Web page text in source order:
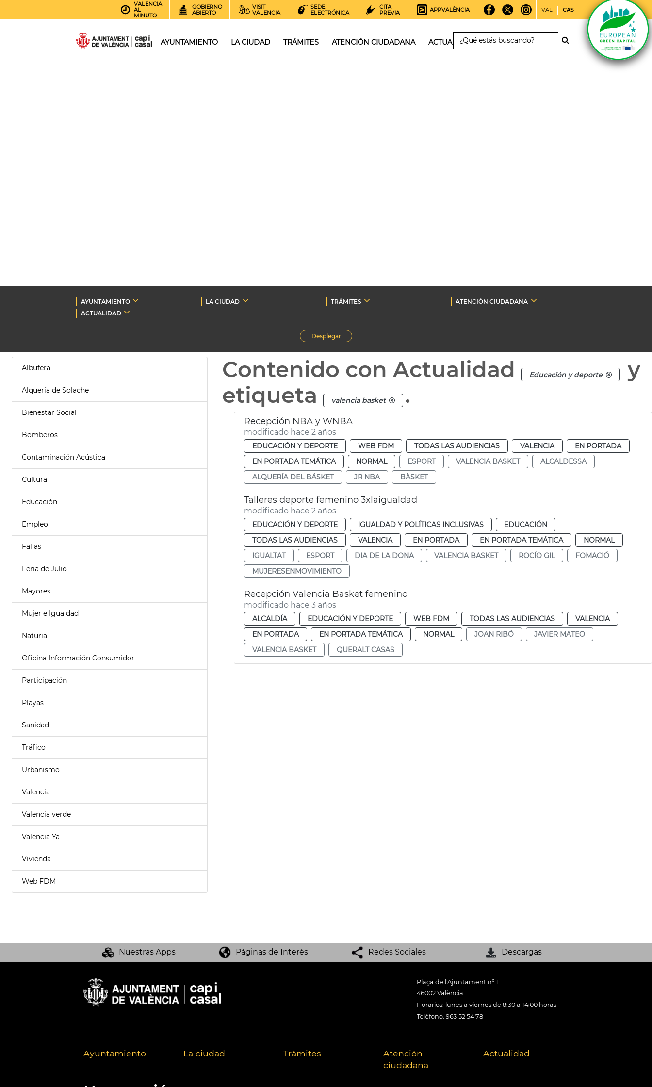
VALENCIA
AL
MINUTO
GOBIERNO
ABIERTO
VISIT
VALENCIA
SEDE
ELECTRÓNICA
CITA
PREVIA
APPVALÈNCIA VAL CAS
AYUNTAMIENTO LA CIUDAD TRÁMITES ATENCIÓN CIUDADANA ACTUALIDAD
AYUNTAMIENTO LA CIUDAD TRÁMITES
ATENCIÓN CIUDADANA
ACTUALIDAD
Desplegar
Albufera
Alquería de Solache
Bienestar Social
Bomberos
Contaminación Acústica
Cultura
Educación
Empleo
Fallas
Feria de Julio
Mayores
Mujer e Igualdad
Naturia
Oficina Información Consumidor
Participación
Playas
Sanidad
Tráfico
Urbanismo
Valencia
Valencia verde
Valencia Ya
Vivienda
Web FDM
Contenido con Actualidad Educación y deporte
y
etiqueta
valencia basket .
Recepción NBA y WNBA
modificado hace 2 años
EDUCACIÓN Y DEPORTE WEB FDM TODAS LAS AUDIENCIAS VALENCIA
EN PORTADA
EN PORTADA TEMÁTICA
NORMAL ESPORT VALENCIA BASKET
ALCALDESSA
ALQUERÍA DEL BÁSKET
JR NBA BÀSKET
Talleres deporte femenino 3xlaigualdad
modificado hace 2 años
EDUCACIÓN Y DEPORTE IGUALDAD Y POLÍTICAS INCLUSIVAS
EDUCACIÓN
TODAS LAS AUDIENCIAS
VALENCIA EN PORTADA EN PORTADA TEMÁTICA
NORMAL
IGUALTAT
ESPORT DIA DE LA DONA VALENCIA BASKET ROCÍO GIL
FOMACIÓ
MUJERESENMOVIMIENTO
Recepción Valencia Basket femenino
modificado hace 3 años
ALCALDÍA EDUCACIÓN Y DEPORTE WEB FDM TODAS LAS AUDIENCIAS
VALENCIA
EN PORTADA
EN PORTADA TEMÁTICA NORMAL JOAN RIBÓ
JAVIER MATEO
VALENCIA BASKET
QUERALT CASAS
Nuestras Apps Páginas de Interés Redes Sociales Descargas
Plaça de l'Ajuntament nº 1
46002 València
Horarios: lunes a viernes de 8:30 a 14:00 horas
Teléfono: 963 52 54 78
Ayuntamiento La ciudad Trámites
Atención
ciudadana
Actualidad